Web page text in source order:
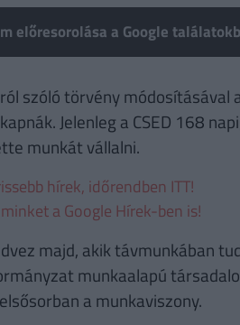
előresorolása a Google
szóló törvény módosításával
Jelenleg a CSED 168
munkát vállalni.
hírek, időrendben ITT!
a Google Hírek-ben is!
majd, akik távmunkában
munkaalapú
a munkaviszony.